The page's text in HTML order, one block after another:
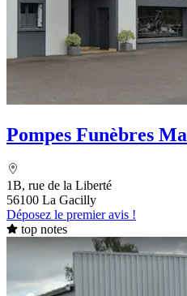
Pompes Funèbres
1B, rue de la Liberté
56100 La Gacilly
Déposez le premier avis !
top notes